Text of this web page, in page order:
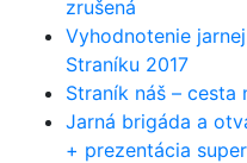
zrušená
Vyhodnotenie
Straníku 2017
Straník náš – cesta
Jarná brigáda a
+ prezentácia